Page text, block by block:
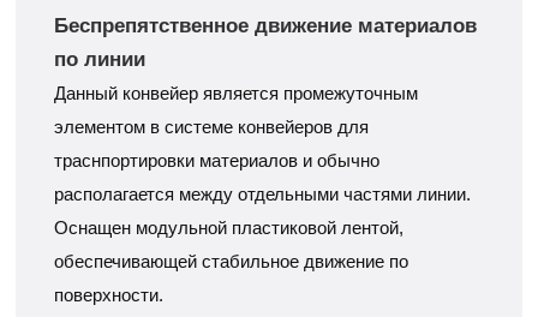
Беспрепятственное движение материалов
по линии
Данный конвейер является промежуточным
элементом в системе конвейеров для
траснпортировки материалов и обычно
располагается между отдельными частями линии.
Оснащен модульной пластиковой лентой,
обеспечивающей стабильное движение по
поверхности.